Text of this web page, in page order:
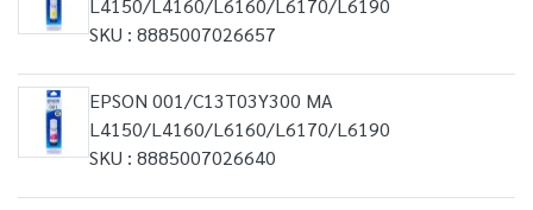
L4150/L4160/L6160/L6170/L6190
SKU : 8885007026657
EPSON 001/C13T03Y300 MA
L4150/L4160/L6160/L6170/L6190
SKU : 8885007026640